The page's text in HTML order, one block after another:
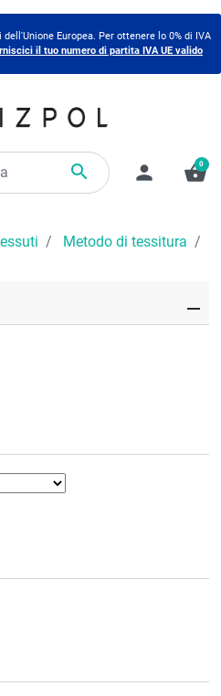
Europea. Per ottenere lo 0% di IVA
il tuo numero di partita IVA UE valido
 person shopping_basket
0
Metodo di tessitura